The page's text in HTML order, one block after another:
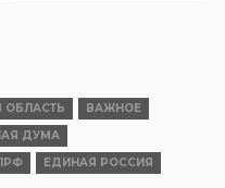
ОБЛАСТЬ
ВАЖНОЕ
ДУМА
ЕДИНАЯ РОССИЯ